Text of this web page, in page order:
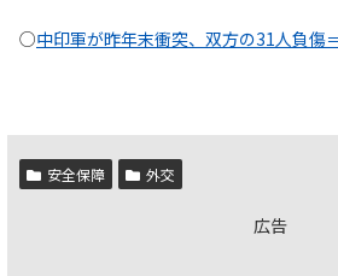
○中印軍が昨年末衝突、双方の31人負傷
安全保障 外交
広告